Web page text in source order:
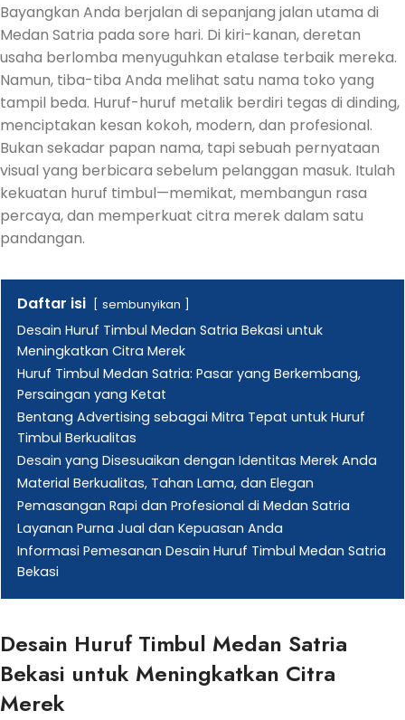
Bayangkan Anda berjalan di sepanjang jalan utama di
Medan Satria pada sore hari. Di kiri-kanan, deretan
usaha berlomba menyuguhkan etalase terbaik mereka.
Namun, tiba-tiba Anda melihat satu nama toko yang
tampil beda. Huruf-huruf metalik berdiri tegas di dinding,
menciptakan kesan kokoh, modern, dan profesional.
Bukan sekadar papan nama, tapi sebuah pernyataan
visual yang berbicara sebelum pelanggan masuk. Itulah
kekuatan huruf timbul—memikat, membangun rasa
percaya, dan memperkuat citra merek dalam satu
pandangan.
Daftar isi sembunyikan
Desain Huruf Timbul Medan Satria Bekasi untuk
Meningkatkan Citra Merek
Huruf Timbul Medan Satria: Pasar yang Berkembang,
Persaingan yang Ketat
Bentang Advertising sebagai Mitra Tepat untuk Huruf
Timbul Berkualitas
Desain yang Disesuaikan dengan Identitas Merek Anda
Material Berkualitas, Tahan Lama, dan Elegan
Pemasangan Rapi dan Profesional di Medan Satria
Layanan Purna Jual dan Kepuasan Anda
Informasi Pemesanan Desain Huruf Timbul Medan Satria
Bekasi
Desain Huruf Timbul Medan Satria
Bekasi untuk Meningkatkan Citra
Merek